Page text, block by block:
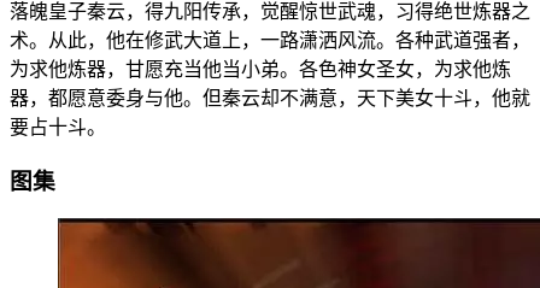
落魄皇子秦云，得九阳传承，觉醒惊世武魂，习得绝世炼器之
术。从此，他在修武大道上，一路潇洒风流。各种武道强者，
为求他炼器，甘愿充当他当小弟。各色神女圣女，为求他炼
器，都愿意委身与他。但秦云却不满意，天下美女十斗，他就
要占十斗。
图集